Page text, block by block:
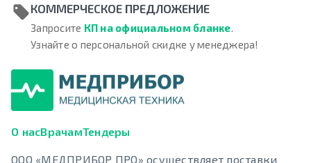
КОММЕРЧЕСКОЕ ПРЕДЛОЖЕНИЕ
Запросите КП на официальном бланке
Узнайте о персональной скидке у менеджера!
О насВрачамТендеры
ООО «МЕДПРИБОР ПРО» осуществляет поставки